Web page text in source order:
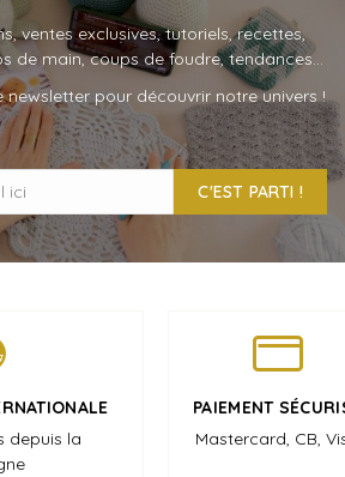
ventes exclusives, tutoriels, recettes,
de main, coups de foudre, tendances…
pour découvrir notre univers !
C'EST PARTI !
depuis la
PAIEMENT
Mastercard, CB,